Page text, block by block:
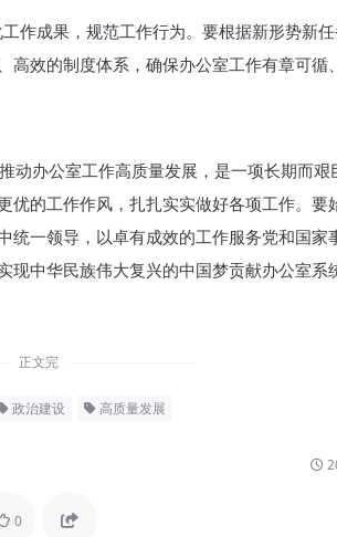
作成果，规范工作行为。要根据新形势新
效的制度体系，确保办公室工作有章可循
办公室工作高质量发展，是一项长期而艰
优的工作作风，扎扎实实做好各项工作。要
统一领导，以卓有成效的工作服务党和国家
现中华民族伟大复兴的中国梦贡献办公室系
正文完
政治建设 高质量发展
0